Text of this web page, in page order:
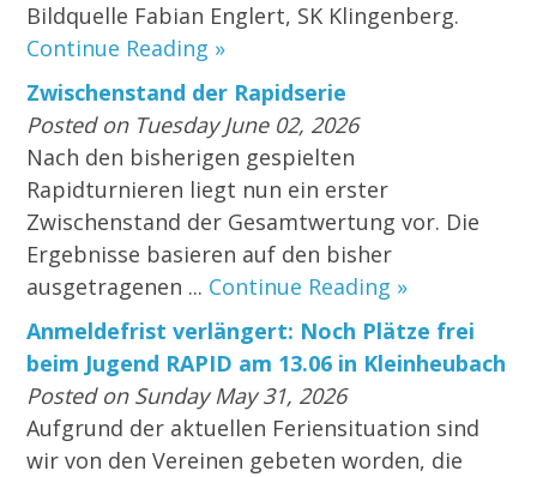
Bildquelle Fabian Englert, SK Klingenberg.
Continue Reading »
Zwischenstand der Rapidserie
Posted on Tuesday June 02, 2026
Nach den bisherigen gespielten
Rapidturnieren liegt nun ein erster
Zwischenstand der Gesamtwertung vor. Die
Ergebnisse basieren auf den bisher
ausgetragenen ... Continue Reading »
Anmeldefrist verlängert: Noch Plätze frei
beim Jugend RAPID am 13.06 in Kleinheubach
Posted on Sunday May 31, 2026
Aufgrund der aktuellen Feriensituation sind
wir von den Vereinen gebeten worden, die